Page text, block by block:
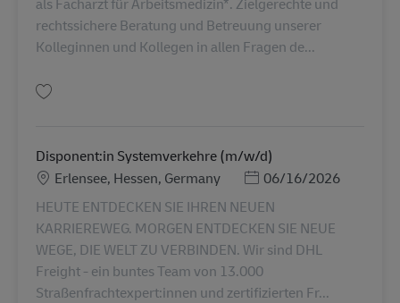
rechtssichere Beratung und Betreuung unserer
Kolleginnen und Kollegen in allen Fragen de...
Disponent:in Systemverkehre (m/w/d)
SijaintiErlensee, Hessen, Germany Posted Date
06/16/2026
HEUTE ENTDECKEN SIE IHREN NEUEN
KARRIEREWEG. MORGEN ENTDECKEN SIE NEUE
WEGE, DIE WELT ZU VERBINDEN. Wir sind DHL
Freight - ein buntes Team von 13.000
Straßenfrachtexpert:innen und zertifizierten Fr...